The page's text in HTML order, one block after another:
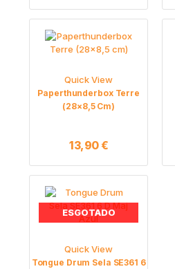
Quick View
Paperthunderbox Terre
(28×8,5 Cm)
13,90€
ESGOTADO
Quick View
Tongue Drum Sela SE361 6